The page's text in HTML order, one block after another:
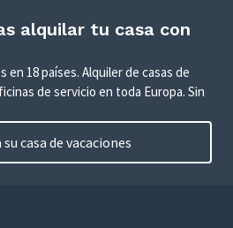
alquilar tu casa con
en 18 países. Alquiler de casas de
de servicio en toda Europa. Sin
casa de vacaciones